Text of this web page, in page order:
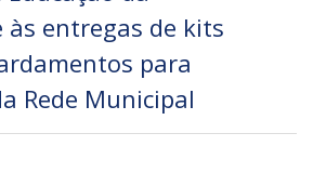
entregas de kits
para
Rede Municipal